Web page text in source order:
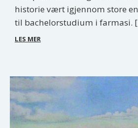
historie vært igjennom store
til bachelorstudium i farmasi.
LES MER